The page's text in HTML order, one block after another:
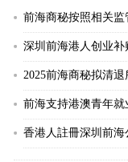
深圳前海港人创业
前海支持港澳青年
香港人註冊深圳前